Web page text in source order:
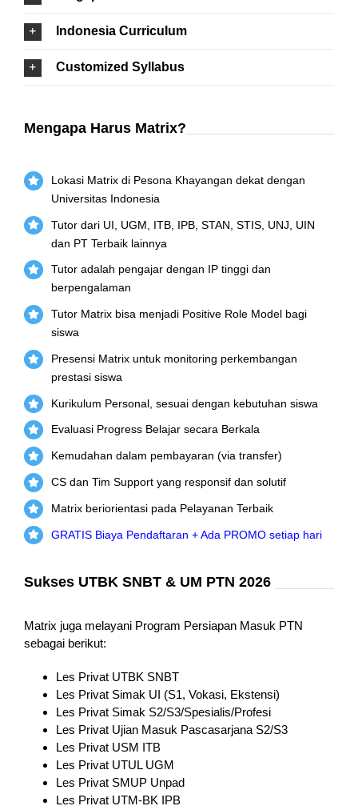
Indonesia Curriculum
Customized Syllabus
Mengapa Harus Matrix?
Lokasi Matrix di Pesona Khayangan dekat dengan
Universitas Indonesia
Tutor dari UI, UGM, ITB, IPB, STAN, STIS, UNJ, UIN
dan PT Terbaik lainnya
Tutor adalah pengajar dengan IP tinggi dan
berpengalaman
Tutor Matrix bisa menjadi Positive Role Model bagi
siswa
Presensi Matrix untuk monitoring perkembangan
prestasi siswa
Kurikulum Personal, sesuai dengan kebutuhan siswa
Evaluasi Progress Belajar secara Berkala
Kemudahan dalam pembayaran (via transfer)
CS dan Tim Support yang responsif dan solutif
Matrix beriorientasi pada Pelayanan Terbaik
GRATIS Biaya Pendaftaran + Ada PROMO setiap hari
Sukses UTBK SNBT & UM PTN 2026
Matrix juga melayani Program Persiapan Masuk PTN
sebagai berikut:
Les Privat UTBK SNBT
Les Privat Simak UI (S1, Vokasi, Ekstensi)
Les Privat Simak S2/S3/Spesialis/Profesi
Les Privat Ujian Masuk Pascasarjana S2/S3
Les Privat USM ITB
Les Privat UTUL UGM
Les Privat SMUP Unpad
Les Privat UTM-BK IPB